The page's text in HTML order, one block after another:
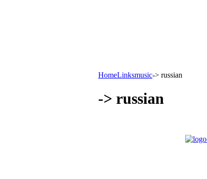
HomeLinksmusic-> russian
-> russian